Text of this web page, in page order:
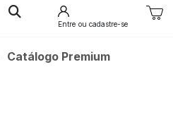
Entre ou cadastre-se
Catálogo Premium